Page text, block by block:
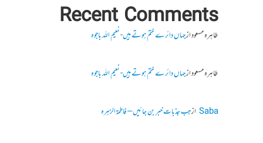
Recent Comments
طاہرہ مسعودازجہاں دائرے ختم ہوتے ہیں- نعیم اللہ باجوہ
طاہرہ مسعودازجہاں دائرے ختم ہوتے ہیں- نعیم اللہ باجوہ
Sabaازجب جذبات خبر بن جائیں – فاطمۃالزہرہ